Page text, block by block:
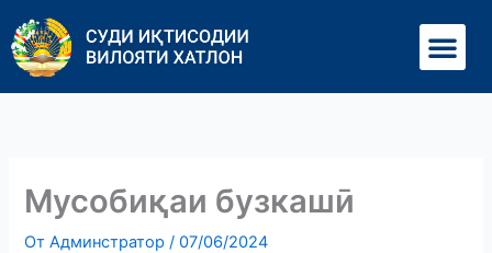
содержимому
Мусобиқаи бузкашӣ
ОтАдминстратор/07/06/2024